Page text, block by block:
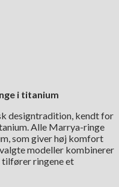
i titanium
designtradition, kendt for
Alle Marrya-ringe
som giver høj komfort
modeller kombinerer
ringene et